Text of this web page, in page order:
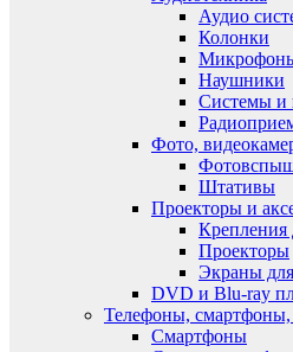
Аудио
Колонки
Наушники
Системы и
Фото,
Штативы
Проекторы и
Крепления
Проекторы
Экраны
DVD и Blu-ray
Телефоны,
Смартфоны